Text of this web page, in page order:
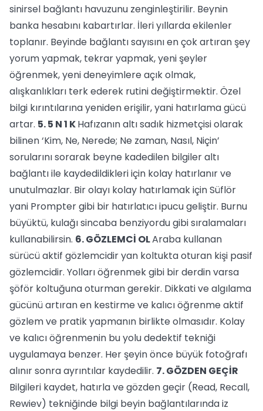
sinirsel bağlantı havuzunu zenginleştirilir. Beynin
banka hesabını kabartırlar. İleri yıllarda ekilenler
toplanır. Beyinde bağlantı sayısını en çok artıran şey
yorum yapmak, tekrar yapmak, yeni şeyler
öğrenmek, yeni deneyimlere açık olmak,
alışkanlıkları terk ederek rutini değiştirmektir. Özel
bilgi kırıntılarına yeniden erişilir, yani hatırlama gücü
artar. 5. 5 N 1 KHafızanın altı sadık hizmetçisi olarak
bilinen ‘Kim, Ne, Nerede; Ne zaman, Nasıl, Niçin’
sorularını sorarak beyne kadedilen bilgiler altı
bağlantı ile kaydedildikleri için kolay hatırlanır ve
unutulmazlar. Bir olayı kolay hatırlamak için Süflör
yani Prompter gibi bir hatırlatıcı ipucu geliştir. Burnu
büyüktü, kulağı sincaba benziyordu gibi sıralamaları
kullanabilirsin. 6. GÖZLEMCİ OLAraba kullanan
sürücü aktif gözlemcidir yan koltukta oturan kişi pasif
gözlemcidir. Yolları öğrenmek gibi bir derdin varsa
şöför koltuğuna oturman gerekir. Dikkati ve algılama
gücünü artıran en kestirme ve kalıcı öğrenme aktif
gözlem ve pratik yapmanın birlikte olmasıdır. Kolay
ve kalıcı öğrenmenin bu yolu dedektif tekniği
uygulamaya benzer. Her şeyin önce büyük fotoğrafı
alınır sonra ayrıntılar kaydedilir. 7. GÖZDEN GEÇİR
Bilgileri kaydet, hatırla ve gözden geçir (Read, Recall,
Rewiev) tekniğinde bilgi beyin bağlantılarında iz